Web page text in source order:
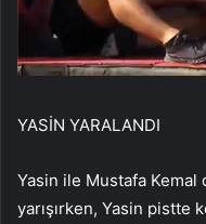
YASİN YARALANDI
Yasin ile Mustafa Kemal
yarışırken, Yasin pistte